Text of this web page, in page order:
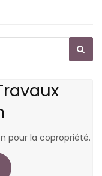
pour la copropriété.